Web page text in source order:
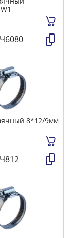
8*12/9мм